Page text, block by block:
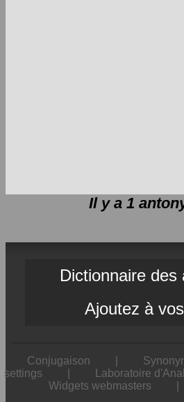
Il y a 1
Dictionnaire des
Ajoutez à
Conjugaison
settings
Laboratoire
Widgets webmasters